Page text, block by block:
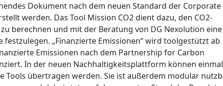
Dokument nach dem neuen Standard der Corporate
werden. Das Tool Mission CO2 dient dazu, den CO2-
berechnen und mit der Beratung von DG Nexolution eine
„Finanzierte Emissionen“ wird toolgestützt ab
Emissionen nach dem Partnership for Carbon
In der neuen Nachhaltigkeitsplattform können einmal
Tools übertragen werden. Sie ist außerdem modular